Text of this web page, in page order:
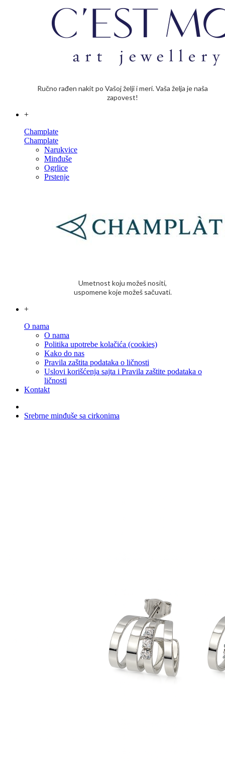
Ručno rađen nakit po Vašoj želji i meri. Vaša želja je naša
zapovest!
+
Champlate
Champlate
Narukvice
Minđuše
Ogrlice
Prstenje
Umetnost koju možeš nositi,
uspomene koje možeš sačuvati.
+
O nama
O nama
Politika upotrebe kolačića (cookies)
Kako do nas
Pravila zaštita podataka o ličnosti
Uslovi korišćenja sajta i Pravila zaštite podataka o
ličnosti
Kontakt
Srebrne minđuše sa cirkonima